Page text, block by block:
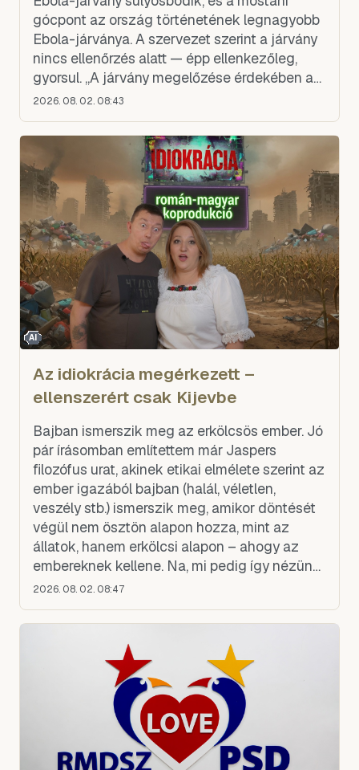
gócpont az ország történetének legnagyobb
Ebola-járványa. A szervezet szerint a járvány
nincs ellenőrzés alatt — épp ellenkezőleg,
gyorsul. „A járvány megelőzése érdekében a
beavatkozási tevékenységek jelentős
sz
2026. 08. 02. 08:43
AI
Az idiokrácia megérkezett –
ellenszerért csak Kijevbe
Bajban ismerszik meg az erkölcsös ember. Jó
pár írásomban említettem már Jaspers
filozófus urat, akinek etikai elmélete szerint az
ember igazából bajban (halál, véletlen,
veszély stb.) ismerszik meg, amikor döntését
végül nem ösztön alapon hozza, mint az
állatok, hanem erkölcsi alapon – ahogy az
embereknek kellene. Na, mi pedig így nézünk
ki most:
2026. 08. 02. 08:47